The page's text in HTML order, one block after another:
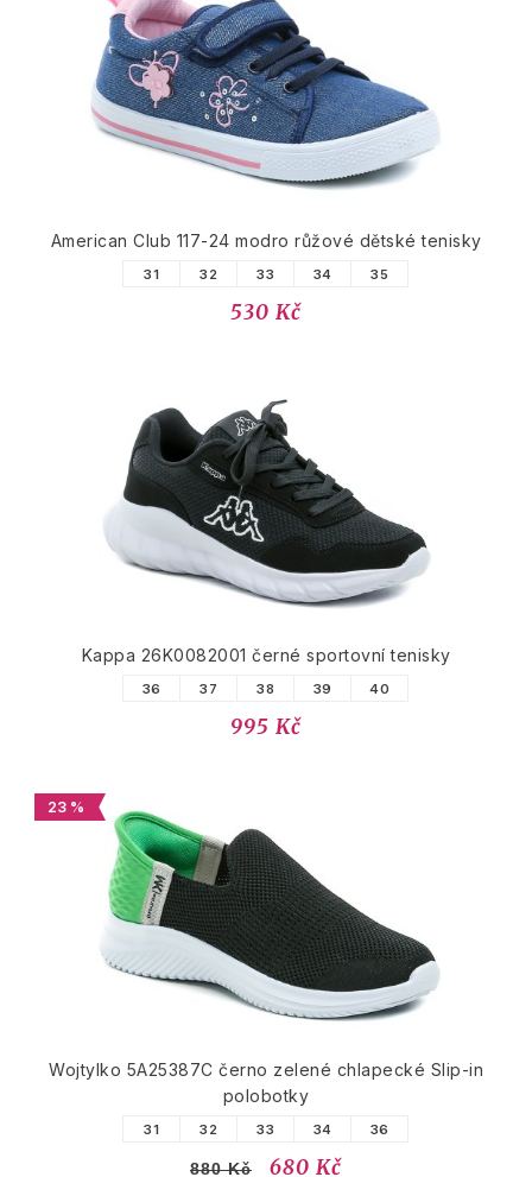
American Club 117-24 modro růžové dětské tenisky
31 32 33 34 35
530 Kč
Kappa 26K0082001 černé sportovní tenisky
36 37 38 39 40
995 Kč
23 %
Wojtylko 5A25387C černo zelené chlapecké Slip-in
polobotky
31 32 33 34 36
880 Kč 680 Kč